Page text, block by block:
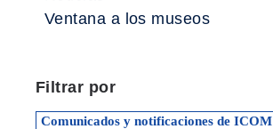
Ventana a los museos
Filtrar por
Comunicados y notificaciones de ICOM